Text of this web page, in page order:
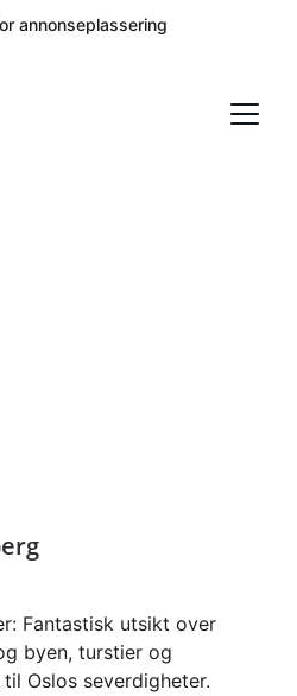
annonseplassering
Fantastisk utsikt over
byen, turstier og
Oslos severdigheter.